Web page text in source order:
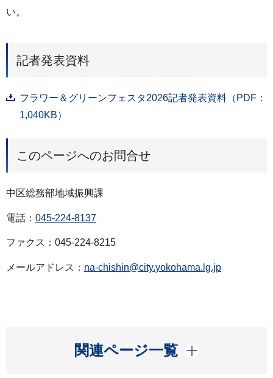
い。
記者発表資料
フラワー＆グリーンフェスタ2026記者発表資料（PDF：
1,040KB）
このページへのお問合せ
中区総務部地域振興課
電話： 045-224-8137
ファクス：045-224-8215
メールアドレス： na-chishin@city.yokohama.lg.jp
関連ページ一覧
開く